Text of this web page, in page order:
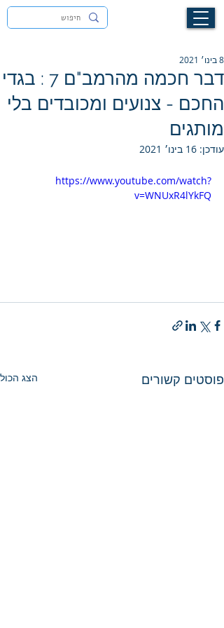
דבר חכמה מהרמב"ם 7 : בגדי
החכם - צנועים ומכובדים בלי
מותגים
8 בינו׳ 2021
עודכן: 16 בינו׳ 2021
https://www.youtube.com/watch?
v=WNUxR4lYkFQ
פוסטים קשורים הצג הכול